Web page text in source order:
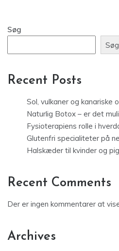
Søg
Søg
Recent Posts
Sol, vulkaner og kanariske
Naturlig Botox – er det
Fysioterapiens rolle i
Glutenfri specialiteter på
Halskæder til kvinder og
Recent Comments
Der er ingen kommentarer at
Archives